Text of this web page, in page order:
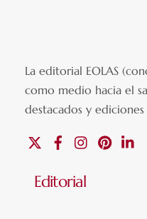
La editorial EOLAS
como medio hacia el
destacados y ediciones
FacebookInstagram
Editorial